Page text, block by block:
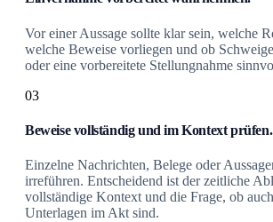
Vor einer Aussage sollte klar sein, welche
welche Beweise vorliegen und ob
oder eine vorbereitete Stellungnahme
03
Beweise vollständig und im Kontext prüfen.
Einzelne Nachrichten, Belege oder
irreführen. Entscheidend ist der zeitliche
vollständige Kontext und die Frage, ob
Unterlagen im Akt sind.